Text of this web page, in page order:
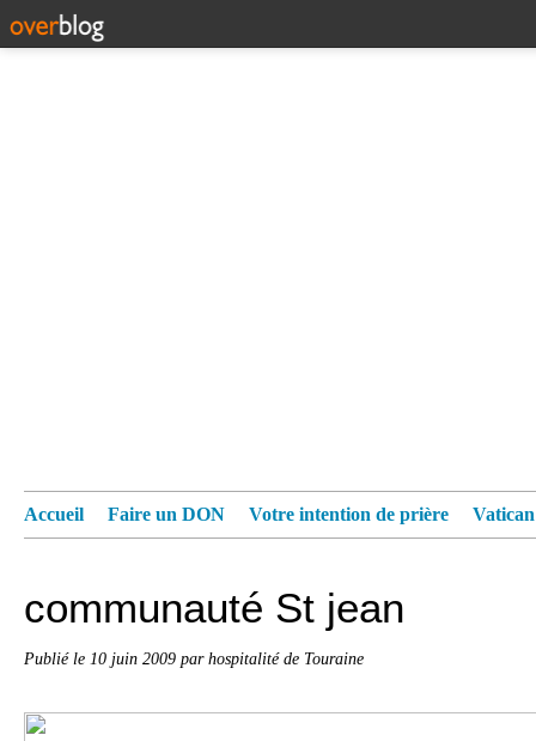
Accueil Faire un DON Votre intention de prière
communauté St jean
Publié le 10 juin 2009 par hospitalité de Touraine